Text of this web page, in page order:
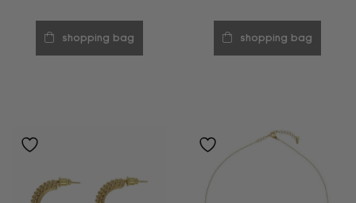
shopping bag shopping bag